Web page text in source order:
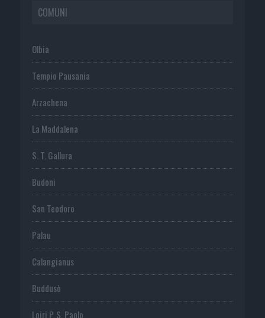
COMUNI
Olbia
Tempio Pausania
Arzachena
La Maddalena
S. T. Gallura
Budoni
San Teodoro
Palau
Calangianus
Buddusò
Loiri P. S. Paolo